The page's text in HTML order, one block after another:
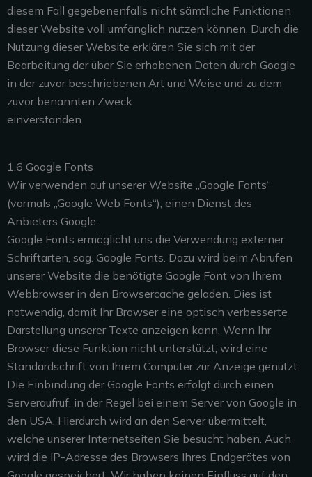
diesem Fall gegebenenfalls nicht sämtliche Funktionen
dieser Website voll umfänglich nutzen können. Durch die
Nutzung dieser Website erklären Sie sich mit der
Bearbeitung der über Sie erhobenen Daten durch Google
in der zuvor beschriebenen Art und Weise und zu dem
zuvor benannten Zweck
einverstanden.
1.6 Google Fonts
Wir verwenden auf unserer Website „Google Fonts“
(vormals „Google Web Fonts“), einen Dienst des
Anbieters Google.
Google Fonts ermöglicht uns die Verwendung externer
Schriftarten, sog. Google Fonts. Dazu wird beim Abrufen
unserer Website die benötigte Google Font von Ihrem
Webbrowser in den Browsercache geladen. Dies ist
notwendig, damit Ihr Browser eine optisch verbesserte
Darstellung unserer Texte anzeigen kann. Wenn Ihr
Browser diese Funktion nicht unterstützt, wird eine
Standardschrift von Ihrem Computer zur Anzeige genutzt.
Die Einbindung der Google Fonts erfolgt durch einen
Serveraufruf, in der Regel bei einem Server von Google in
den USA. Hierdurch wird an den Server übermittelt,
welche unserer Internetseiten Sie besucht haben. Auch
wird die IP-Adresse des Browsers Ihres Endgerätes von